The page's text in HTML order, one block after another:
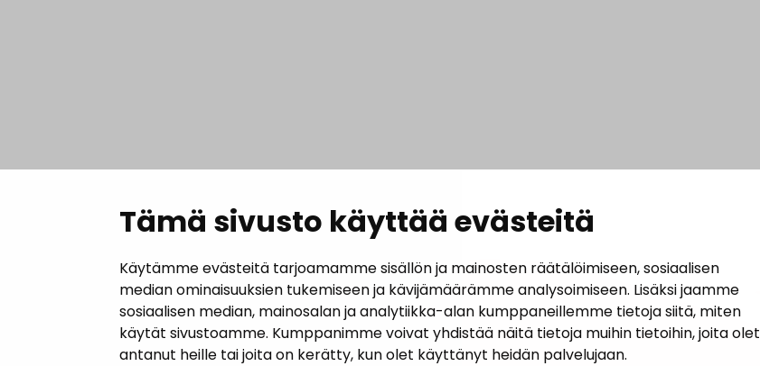
Tämä sivusto käyttää evästeitä
Käytämme evästeitä tarjoamamme sisällön ja mainosten räätälöimiseen, sosiaalisen
median ominaisuuksien tukemiseen ja kävijämäärämme analysoimiseen. Lisäksi jaamme
sosiaalisen median, mainosalan ja analytiikka-alan kumppaneillemme tietoja siitä, miten
käytät sivustoamme. Kumppanimme voivat yhdistää näitä tietoja muihin tietoihin, joita olet
antanut heille tai joita on kerätty, kun olet käyttänyt heidän palvelujaan.